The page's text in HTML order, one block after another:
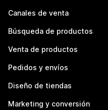
Canales de venta
Búsqueda de productos
Venta de productos
Pedidos y envíos
Diseño de tiendas
Marketing y conversión